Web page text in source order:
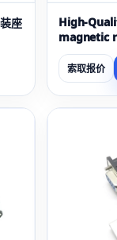
座
High-
magnetic
COPY -
索取报价